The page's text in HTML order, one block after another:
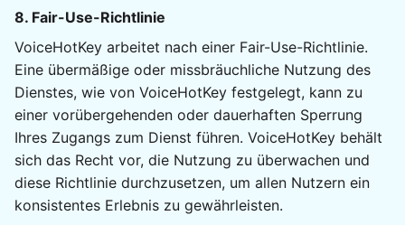
8. Fair-Use-Richtlinie
VoiceHotKey arbeitet nach einer Fair-Use-Richtlinie.
Eine übermäßige oder missbräuchliche Nutzung des
Dienstes, wie von VoiceHotKey festgelegt, kann zu
einer vorübergehenden oder dauerhaften Sperrung
Ihres Zugangs zum Dienst führen. VoiceHotKey behält
sich das Recht vor, die Nutzung zu überwachen und
diese Richtlinie durchzusetzen, um allen Nutzern ein
konsistentes Erlebnis zu gewährleisten.